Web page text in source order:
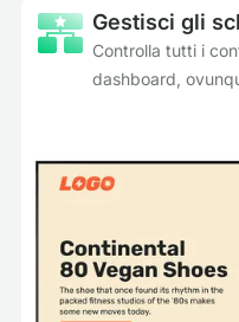
Gestisci gli
Controlla tutti i
dashboard,